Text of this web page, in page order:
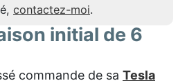
contactez-moi.
initial de 6
commande de sa Tesla